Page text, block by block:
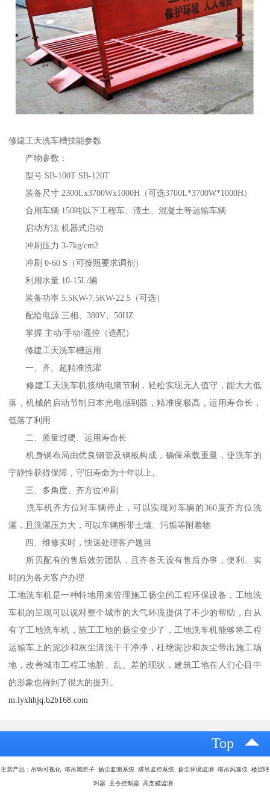
修建工天洗车槽技能参数
产物参数：
型号 SB-100T SB-120T
装备尺寸 2300Lx3700Wx1000H（可选3700L*3700W*1000H）
合用车辆 150吨以下工程车、渣土、混凝土等运输车辆
启动方法 机器式启动
冲刷压力 3-7kg/cm2
冲刷 0-60 S（可按照要求调剂）
利用水量 10-15L/辆
装备功率 5.5KW-7.5KW-22.5（可选）
配给电源 三相、380V、50HZ
掌握 主动/手动/遥控（选配）
修建工天洗车槽运用
一、齐、超精准洗濯
修建工天洗车机接纳电脑节制，轻松实现无人值守，能大大低
落，机械的启动节制日本光电感到器，精准度极高，运用寿命长，
低落了利用
二、质量过硬、运用寿命长
机身钢布局由优良钢管及钢板构成，确保承载重量，使洗车的
宁静性获得保障，守旧寿命为十年以上。
三、多角度、齐方位冲刷
洗车机齐方位对车辆停止，可以实现对车辆的360度齐方位洗
濯，且洗濯压力大，可以车辆所带土壤、污垢等附着物
四、维修实时，快速处理客户题目
所贝配有的售后效劳团队，且齐各天设有售后办事，便利、实
时的为各天客户办理
工地洗车机是一种特地用来管理施工扬尘的工程环保设备，工地洗
车机的呈现可以说对整个城市的大气环境提供了不少的帮助，自从
有了工地洗车机，施工工地的扬尘变少了，工地洗车机能够将工程
运输车上的泥沙和灰尘清洗干干净净，杜绝泥沙和灰尘带出施工场
地，改善城市工程工地脏、乱、差的现状，建筑工地在人们心目中
的形象也得到了很大的提升。
m.lyxhhjq.b2b168.com
Top
主营产品：吊钩可视化 塔吊黑匣子 扬尘监测系统 塔吊监控系统 扬尘环境监测 塔吊风速仪 楼层呼
叫器 主令控制器 高支模监测